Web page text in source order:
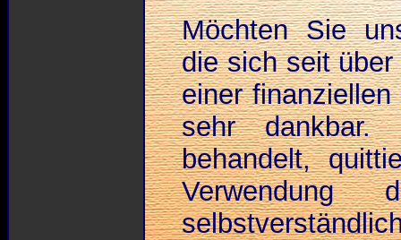
Möchten Sie
die sich seit
einer
sehr dankbar.
behandelt,
Verwendung